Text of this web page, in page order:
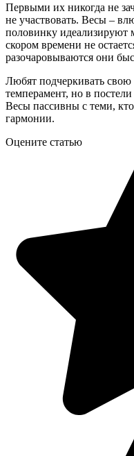
Первыми их никогда не
не участвовать. Весы –
половинку идеализируют
скором времени не
разочаровываются они
Любят подчеркивать
темперамент, но в
Весы пассивны с теми,
гармонии.
Оцените статью